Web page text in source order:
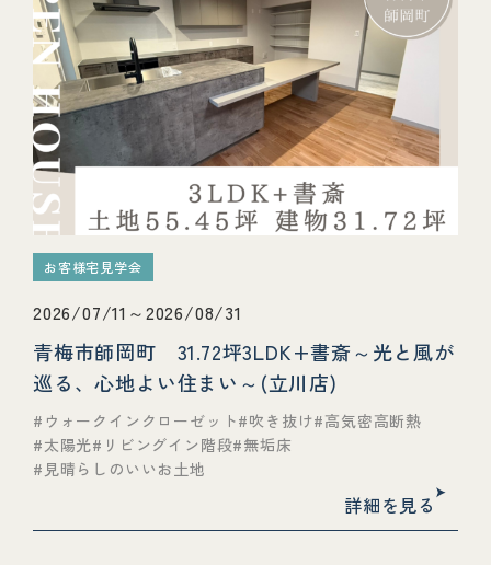
お客様宅見学会
2026/07/11～2026/08/31
青梅市師岡町 31.72坪3LDK+書斎～光と風が
巡る、心地よい住まい～(立川店)
ウォークインクローゼット 吹き抜け 高気密高断熱
太陽光
リビングイン階段 無垢床
見晴らしのいいお土地
詳細を見る